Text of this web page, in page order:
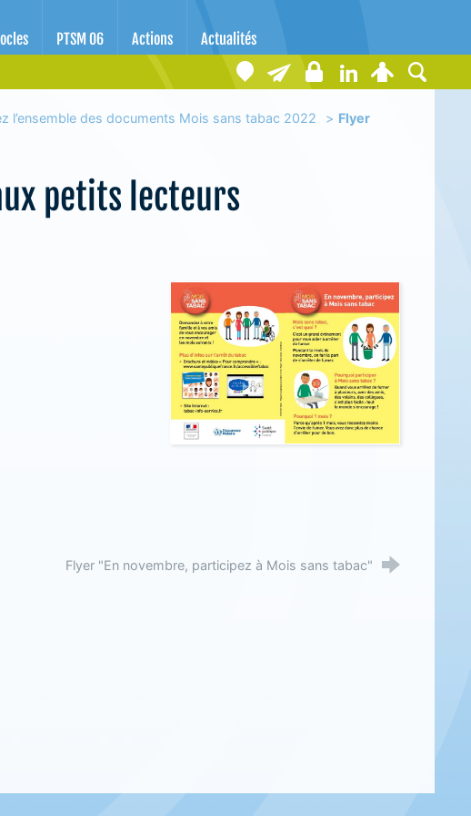
PTSM 06 Actions Actualités
l’ensemble des documents Mois sans tabac 2022
Flyer
petits lecteurs
Flyer "En novembre, participez à Mois sans tabac"